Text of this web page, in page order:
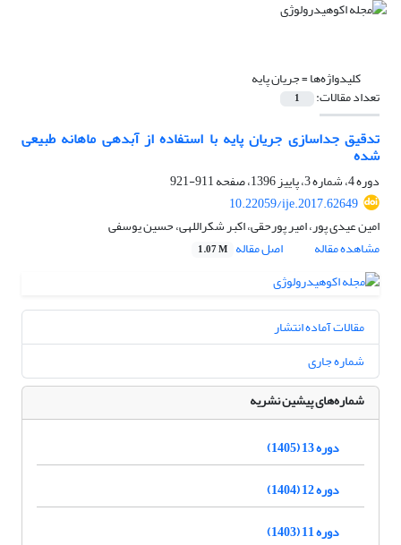
کلیدواژه‌ها =جریان پایه
تعداد مقالات: 1
تدقیق جداسازی جریان پایه با استفاده از آبدهی ماهانه طبیعی
شده
دوره 4، شماره 3، پاییز 1396، صفحه
911-921
10.22059/ije.2017.62649
امین عیدی پور، امیر پورحقی، اکبر شکراللهی، حسین یوسفی
مشاهده مقاله
اصل مقاله 1.07 M
مقالات آماده انتشار
شماره جاری
شماره‌های پیشین نشریه
دوره 13 (1405)
دوره 12 (1404)
دوره 11 (1403)